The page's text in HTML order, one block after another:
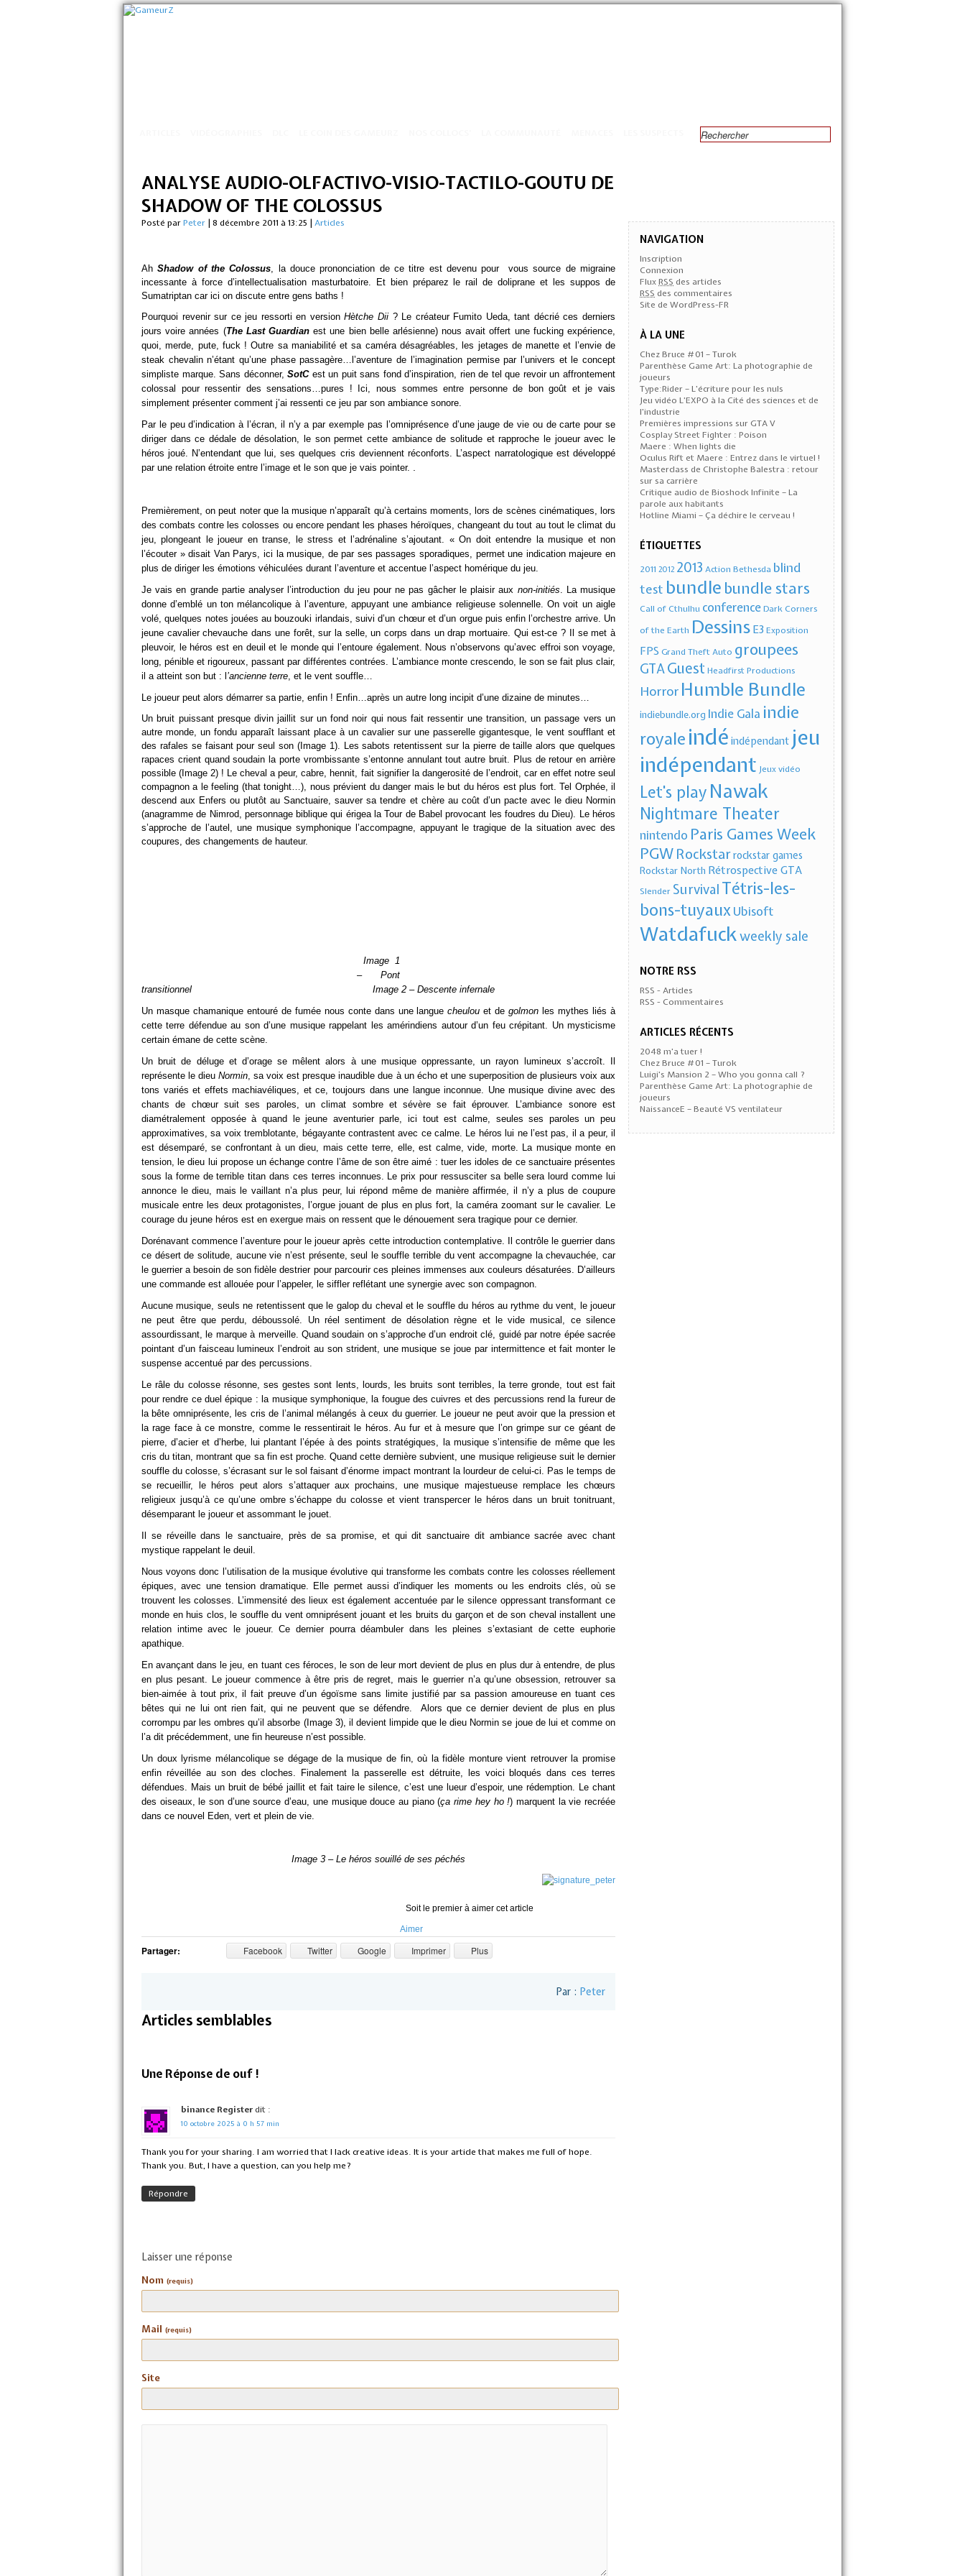
ANALYSE AUDIO-OLFACTIVO-VISIO-TACTILO-GOUTU DE
SHADOW OF THE COLOSSUS
Posté parPeter | 8 décembre 2011 à 13:25 | Articles
AhShadow of the Colossus, la douce prononciation de ce titre est devenu pour vous source de migraine
incessante à force d’intellectualisation masturbatoire. Et bien préparez le rail de doliprane et les suppos de
Sumatriptan car ici on discute entre gens baths !
Pourquoi revenir sur ce jeu ressorti en versionHètche Dii ? Le créateur Fumito Ueda, tant décrié ces derniers
jours voire années (The Last Guardianest une bien belle arlésienne) nous avait offert une fucking expérience,
quoi, merde, pute, fuck ! Outre sa maniabilité et sa caméra désagréables, les jetages de manette et l’envie de
steak chevalin n’étant qu’une phase passagère…l’aventure de l’imagination permise par l’univers et le concept
simpliste marque. Sans déconner,SotCest un puit sans fond d’inspiration, rien de tel que revoir un affrontement
colossal pour ressentir des sensations…pures ! Ici, nous sommes entre personne de bon goût et je vais
simplement présenter comment j’ai ressenti ce jeu par son ambiance sonore.
Par le peu d’indication à l’écran, il n’y a par exemple pas l’omniprésence d’une jauge de vie ou de carte pour se
diriger dans ce dédale de désolation, le son permet cette ambiance de solitude et rapproche le joueur avec le
héros joué. N’entendant que lui, ses quelques cris deviennent réconforts. L’aspect narratologique est développé
par une relation étroite entre l’image et le son que je vais pointer.
Premièrement, on peut noter que la musique n’apparaît qu’à certains moments, lors de scènes cinématiques, lors
des combats contre les colosses ou encore pendant les phases héroïques, changeant du tout au tout le climat du
jeu, plongeant le joueur en transe, le stress et l’adrénaline s’ajoutant. « On doit entendre la musique et non
l’écouter » disait Van Parys, ici la musique, de par ses passages sporadiques, permet une indication majeure en
plus de diriger les émotions véhiculées durant l’aventure et accentue l’aspect homérique du jeu.
Je vais en grande partie analyser l’introduction du jeu pour ne pas gâcher le plaisir aux non-initiés. La musique
donne d’emblé un ton mélancolique à l’aventure, appuyant une ambiance religieuse solennelle. On voit un aigle
volé, quelques notes jouées au bouzouki irlandais, suivi d’un chœur et d’un orgue puis enfin l’orchestre arrive. Un
jeune cavalier chevauche dans une forêt, sur la selle, un corps dans un drap mortuaire. Qui est-ce ? Il se met à
pleuvoir, le héros est en deuil et le monde qui l’entoure également. Nous n’observons qu’avec effroi son voyage,
long, pénible et rigoureux, passant par différentes contrées. L’ambiance monte crescendo, le son se fait plus clair,
il a atteint son but : l ’ancienne terre, et le vent souffle…
Le joueur peut alors démarrer sa partie, enfin ! Enfin…après un autre long incipit d’une dizaine de minutes…
Un bruit puissant presque divin jaillit sur un fond noir qui nous fait ressentir une transition, un passage vers un
autre monde, un fondu apparaît laissant place à un cavalier sur une passerelle gigantesque, le vent soufflant et
des rafales se faisant pour seul son (Image 1). Les sabots retentissent sur la pierre de taille alors que quelques
rapaces crient quand soudain la porte vrombissante s’entonne annulant tout autre bruit. Plus de retour en arrière
possible (Image 2) ! Le cheval a peur, cabre, hennit, fait signifier la dangerosité de l’endroit, car en effet notre seul
compagnon a le feeling (that tonight…), nous prévient du danger mais le but du héros est plus fort. Tel Orphée, il
descend aux Enfers ou plutôt au Sanctuaire, sauver sa tendre et chère au coût d’un pacte avec le dieu Normin
(anagramme de Nimrod, personnage biblique qui érigea la Tour de Babel provocant les foudres du Dieu). Le héros
s’approche de l’autel, une musique symphonique l’accompagne, appuyant le tragique de la situation avec des
coupures, des changements de hauteur.
Image 1
– Pont
transitionnel Image 2 – Descente infernale
Un masque chamanique entouré de fumée nous conte dans une languecheulou et degolmon les mythes liés à
cette terre défendue au son d’une musique rappelant les amérindiens autour d’un feu crépitant. Un mysticisme
certain émane de cette scène.
Un bruit de déluge et d’orage se mêlent alors à une musique oppressante, un rayon lumineux s’accroît. Il
représente le dieuNormin, sa voix est presque inaudible due à un écho et une superposition de plusieurs voix aux
tons variés et effets machiavéliques, et ce, toujours dans une langue inconnue. Une musique divine avec des
chants de chœur suit ses paroles, un climat sombre et sévère se fait éprouver. L’ambiance sonore est
diamétralement opposée à quand le jeune aventurier parle, ici tout est calme, seules ses paroles un peu
approximatives, sa voix tremblotante, bégayante contrastent avec ce calme. Le héros lui ne l’est pas, il a peur, il
est désemparé, se confrontant à un dieu, mais cette terre, elle, est calme, vide, morte. La musique monte en
tension, le dieu lui propose un échange contre l’âme de son être aimé : tuer les idoles de ce sanctuaire présentes
sous la forme de terrible titan dans ces terres inconnues. Le prix pour ressusciter sa belle sera lourd comme lui
annonce le dieu, mais le vaillant n’a plus peur, lui répond même de manière affirmée, il n’y a plus de coupure
musicale entre les deux protagonistes, l’orgue jouant de plus en plus fort, la caméra zoomant sur le cavalier. Le
courage du jeune héros est en exergue mais on ressent que le dénouement sera tragique pour ce dernier.
Dorénavant commence l’aventure pour le joueur après cette introduction contemplative. Il contrôle le guerrier dans
ce désert de solitude, aucune vie n’est présente, seul le souffle terrible du vent accompagne la chevauchée, car
le guerrier a besoin de son fidèle destrier pour parcourir ces pleines immenses aux couleurs désaturées. D’ailleurs
une commande est allouée pour l’appeler, le siffler reflétant une synergie avec son compagnon.
Aucune musique, seuls ne retentissent que le galop du cheval et le souffle du héros au rythme du vent, le joueur
ne peut être que perdu, déboussolé. Un réel sentiment de désolation règne et le vide musical, ce silence
assourdissant, le marque à merveille. Quand soudain on s’approche d’un endroit clé, guidé par notre épée sacrée
pointant d’un faisceau lumineux l’endroit au son strident, une musique se joue par intermittence et fait monter le
suspense accentué par des percussions.
Le râle du colosse résonne, ses gestes sont lents, lourds, les bruits sont terribles, la terre gronde, tout est fait
pour rendre ce duel épique : la musique symphonique, la fougue des cuivres et des percussions rend la fureur de
la bête omniprésente, les cris de l’animal mélangés à ceux du guerrier. Le joueur ne peut avoir que la pression et
la rage face à ce monstre, comme le ressentirait le héros. Au fur et à mesure que l’on grimpe sur ce géant de
pierre, d’acier et d’herbe, lui plantant l’épée à des points stratégiques, la musique s’intensifie de même que les
cris du titan, montrant que sa fin est proche. Quand cette dernière subvient, une musique religieuse suit le dernier
souffle du colosse, s’écrasant sur le sol faisant d’énorme impact montrant la lourdeur de celui-ci. Pas le temps de
se recueillir, le héros peut alors s’attaquer aux prochains, une musique majestueuse remplace les chœurs
religieux jusqu’à ce qu’une ombre s’échappe du colosse et vient transpercer le héros dans un bruit tonitruant,
désemparant le joueur et assommant le jouet.
Il se réveille dans le sanctuaire, près de sa promise, et qui dit sanctuaire dit ambiance sacrée avec chant
mystique rappelant le deuil.
Nous voyons donc l’utilisation de la musique évolutive qui transforme les combats contre les colosses réellement
épiques, avec une tension dramatique. Elle permet aussi d’indiquer les moments ou les endroits clés, où se
trouvent les colosses. L’immensité des lieux est également accentuée par le silence oppressant transformant ce
monde en huis clos, le souffle du vent omniprésent jouant et les bruits du garçon et de son cheval installent une
relation intime avec le joueur. Ce dernier pourra déambuler dans les pleines s’extasiant de cette euphorie
apathique.
En avançant dans le jeu, en tuant ces féroces, le son de leur mort devient de plus en plus dur à entendre, de plus
en plus pesant. Le joueur commence à être pris de regret, mais le guerrier n’a qu’une obsession, retrouver sa
bien-aimée à tout prix, il fait preuve d’un égoïsme sans limite justifié par sa passion amoureuse en tuant ces
bêtes qui ne lui ont rien fait, qui ne peuvent que se défendre. Alors que ce dernier devient de plus en plus
corrompu par les ombres qu’il absorbe (Image 3), il devient limpide que le dieu Normin se joue de lui et comme on
l’a dit précédemment, une fin heureuse n’est possible.
Un doux lyrisme mélancolique se dégage de la musique de fin, où la fidèle monture vient retrouver la promise
enfin réveillée au son des cloches. Finalement la passerelle est détruite, les voici bloqués dans ces terres
défendues. Mais un bruit de bébé jaillit et fait taire le silence, c’est une lueur d’espoir, une rédemption. Le chant
des oiseaux, le son d’une source d’eau, une musique douce au piano (ça rime hey ho !) marquent la vie recréée
dans ce nouvel Eden, vert et plein de vie.
Image 3 – Le héros souillé de ses péchés
Soit le premier à aimer cet article
Aimer
Partager: Facebook Twitter Google Imprimer Plus
Par : Peter
Articles semblables
Une Réponse de ouf !
binance Registerdit :
10 octobre 2025 à 0 h 57 min
Thank you for your sharing. I am worried that I lack creative ideas. It is your article that makes me full of hope.
Thank you. But, I have a question, can you help me?
Répondre
Laisser une réponse
Nom (requis)
Mail (requis)
Site
NAVIGATION
Inscription
Connexion
FluxRSS des articles
RSS des commentaires
Site de WordPress-FR
À LA UNE
Chez Bruce #01 – Turok
Parenthèse Game Art: La photographie de
joueurs
Type:Rider – L’écriture pour les nuls
Jeu vidéo L’EXPO à la Cité des sciences et de
l’industrie
Premières impressions sur GTA V
Cosplay Street Fighter : Poison
Maere : When lights die
Oculus Rift et Maere : Entrez dans le virtuel !
Masterclass de Christophe Balestra : retour
sur sa carrière
Critique audio de Bioshock Infinite – La
parole aux habitants
Hotline Miami – Ça déchire le cerveau !
ÉTIQUETTES
2011 2012 2013 Action Bethesda blind
test bundle bundle stars
Call of Cthulhu conferenceDark Corners
of the Earth Dessins E3 Exposition
FPS Grand Theft Auto groupees
GTAGuest Headfirst Productions
Horror Humble Bundle
indiebundle.org Indie Gala indie
royale indé indépendant jeu
indépendant Jeux vidéo
Let's play Nawak
Nightmare Theater
nintendo Paris Games Week
PGW Rockstarrockstar games
Rockstar North Rétrospective GTA
Slender Survival Tétris-les-
bons-tuyauxUbisoft
Watdafuckweekly sale
NOTRE RSS
RSS - Articles
RSS - Commentaires
ARTICLES RÉCENTS
2048 m’a tuer !
Chez Bruce #01 – Turok
Luigi’s Mansion 2 – Who you gonna call ?
Parenthèse Game Art: La photographie de
joueurs
NaissanceE – Beauté VS ventilateur